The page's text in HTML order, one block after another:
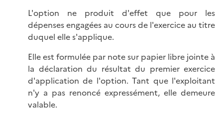
L'option ne produit d'effet que pour les
dépenses engagées au cours de l'exercice au titre
duquel elle s'applique.
Elle est formulée par note sur papier libre jointe à
la déclaration du résultat du premier exercice
d'application de l'option. Tant que l'exploitant
n'y a pas renoncé expressément, elle demeure
valable.